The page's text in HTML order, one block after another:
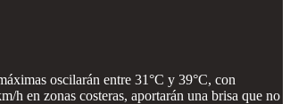
oscilarán entre 31°C y 39°C, con
h en zonas costeras, aportarán una brisa que no